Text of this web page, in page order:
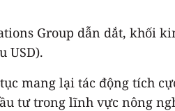
Group dẫn dắt, khối
USD).
mang lại tác động tích
tư trong lĩnh vực nông